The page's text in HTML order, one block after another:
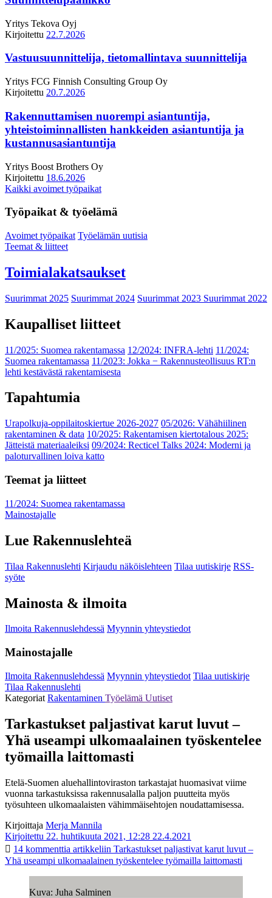
Yritys Tekova Oyj
Kirjoitettu 22.7.2026
Vastuusuunnittelija, tietomallintava suunnittelija
Yritys FCG Finnish Consulting Group Oy
Kirjoitettu 20.7.2026
Rakennuttamisen nuorempi asiantuntija,
yhteistoiminnallisten hankkeiden asiantuntija ja
kustannusasiantuntija
Yritys Boost Brothers Oy
Kirjoitettu 18.6.2026
Kaikki avoimet työpaikat
Työpaikat & työelämä
Avoimet työpaikat Työelämän uutisia
Teemat & liitteet
Toimialakatsaukset
Suurimmat 2025 Suurimmat 2024 Suurimmat 2023 Suurimmat 2022
Kaupalliset liitteet
11/2025: Suomea rakentamassa 12/2024: INFRA-lehti 11/2024:
Suomea rakentamassa 11/2023: Jokka − Rakennusteollisuus RT:n
lehti kestävästä rakentamisesta
Tapahtumia
Urapolkuja-oppilaitoskiertue 2026-2027 05/2026: Vähähiilinen
rakentaminen & data 10/2025: Rakentamisen kiertotalous 2025:
Jätteistä materiaaleiksi 09/2024: Recticel Talks 2024: Moderni ja
paloturvallinen loiva katto
Teemat ja liitteet
11/2024: Suomea rakentamassa
Mainostajalle
Lue Rakennuslehteä
Tilaa Rakennuslehti Kirjaudu näköislehteen Tilaa uutiskirje RSS-
syöte
Mainosta & ilmoita
Ilmoita Rakennuslehdessä Myynnin yhteystiedot
Mainostajalle
Ilmoita Rakennuslehdessä Myynnin yhteystiedot Tilaa uutiskirje
Tilaa Rakennuslehti
Kategoriat Rakentaminen Työelämä Uutiset
Tarkastukset paljastivat karut luvut –
Yhä useampi ulkomaalainen työskentelee
työmailla laittomasti
Etelä-Suomen aluehallintoviraston tarkastajat huomasivat viime
vuonna tarkastuksissa rakennusalalla paljon puutteita myös
työsuhteen ulkomaalaisten vähimmäisehtojen noudattamisessa.
Kirjoittaja Merja Mannila
Kirjoitettu 22. huhtikuuta 2021, 12:28 22.4.2021
14 kommenttia artikkeliin Tarkastukset paljastivat karut luvut –
Yhä useampi ulkomaalainen työskentelee työmailla laittomasti
Kuva: Juha Salminen